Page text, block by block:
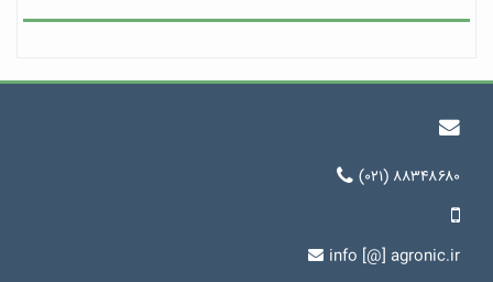
(۰۲۱) ۸۸۳۴۸۶۸۰
info [@] agronic.ir